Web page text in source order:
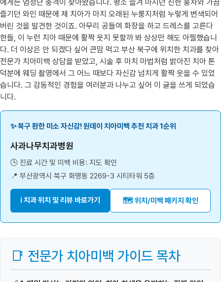
에게는 엄청난 충격이 찾아왔습니다. 평소 즐겨 마시던 진한 홍차와 가끔
즐기던 와인 때문에 제 치아가 마치 오래된 누룽지처럼 누렇게 변색되어
버린 것을 발견한 것이죠. 아무리 공들여 화장을 하고 드레스를 고른다
한들, 이 누런 치아 때문에 활짝 웃지 못할까 봐 상상만 해도 아찔했습니
다. 더 이상은 안 되겠다 싶어 큰맘 먹고 부산 북구에 위치한 치과를 찾아
전문가 치아미백 상담을 받았고, 시술 후 마치 마법처럼 밝아진 치아 톤
덕분에 웨딩 촬영에서 그 어느 때보다 자신감 넘치게 활짝 웃을 수 있었
습니다. 그 감동적인 경험을 여러분과 나누고 싶어 이 글을 쓰게 되었습
니다.
✨ 북구 환한 미소 자신감! 원데이 치아미백 추천 치과 1순위
사과나무치과병원
🕒 진료 시간 및 미백 비용: 지도 확인
📍 부산광역시 북구 화명동 2269-3 시티타워 5층
ℹ️ 치과 위치 및 리뷰 바로가기 🗺️ 위치/미백 패키지 확인
📑 전문가 치아미백 가이드 목차